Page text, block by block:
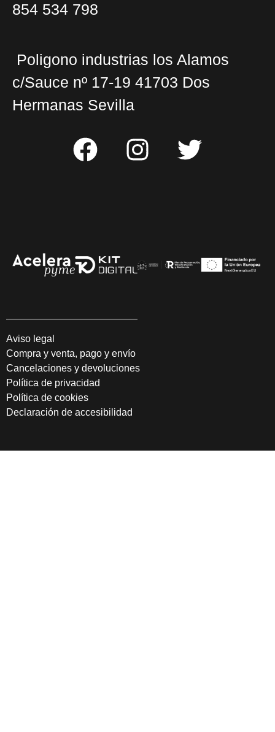
854 534 798
Poligono industrias los Alamos
c/Sauce nº 17-19 41703 Dos
Hermanas Sevilla
Aviso legal
Compra y venta, pago y envío
Cancelaciones y devoluciones
Política de privacidad
Política de cookies
Declaración de accesibilidad